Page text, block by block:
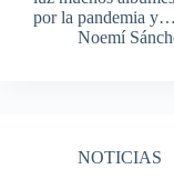
por la pandemia y…
Noemí
NOTICIAS